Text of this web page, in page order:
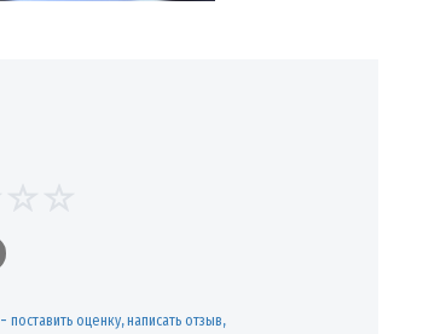
-поставить оценку, написать отзыв,